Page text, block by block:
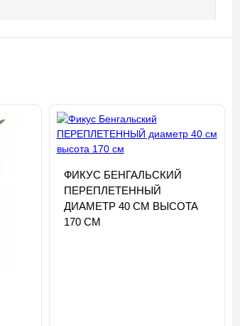
ФИКУС БЕНГАЛЬСКИЙ
ПЕРЕПЛЕТЕННЫЙ
ДИАМЕТР 40 СМ ВЫСОТА
170 СМ